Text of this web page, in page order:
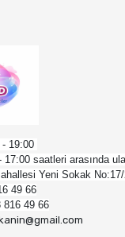
19:00
17:00 saatleri arasında
Yeni Sokak
49 66
816 49 66